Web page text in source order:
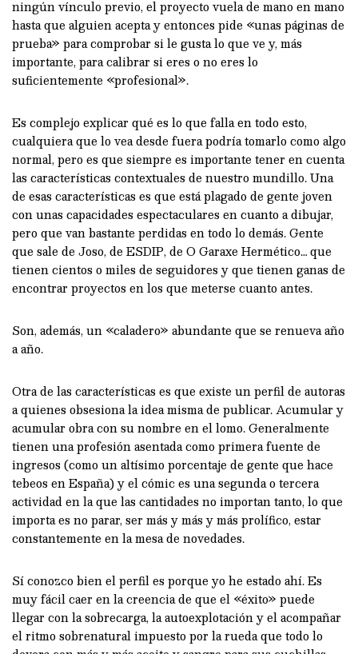
ningún vínculo previo, el proyecto vuela de mano en mano
hasta que alguien acepta y entonces pide «unas páginas de
prueba» para comprobar si le gusta lo que ve y, más
importante, para calibrar si eres o no eres lo
suficientemente «profesional».
Es complejo explicar qué es lo que falla en todo esto,
cualquiera que lo vea desde fuera podría tomarlo como algo
normal, pero es que siempre es importante tener en cuenta
las características contextuales de nuestro mundillo. Una
de esas características es que está plagado de gente joven
con unas capacidades espectaculares en cuanto a dibujar,
pero que van bastante perdidas en todo lo demás. Gente
que sale de Joso, de ESDIP, de O Garaxe Hermético… que
tienen cientos o miles de seguidores y que tienen ganas de
encontrar proyectos en los que meterse cuanto antes.
Son, además, un «caladero» abundante que se renueva año
a año.
Otra de las características es que existe un perfil de autoras
a quienes obsesiona la idea misma de publicar. Acumular y
acumular obra con su nombre en el lomo. Generalmente
tienen una profesión asentada como primera fuente de
ingresos (como un altísimo porcentaje de gente que hace
tebeos en España) y el cómic es una segunda o tercera
actividad en la que las cantidades no importan tanto, lo que
importa es no parar, ser más y más y más prolífico, estar
constantemente en la mesa de novedades.
Sí conozco bien el perfil es porque yo he estado ahí. Es
muy fácil caer en la creencia de que el «éxito» puede
llegar con la sobrecarga, la autoexplotación y el acompañar
el ritmo sobrenatural impuesto por la rueda que todo lo